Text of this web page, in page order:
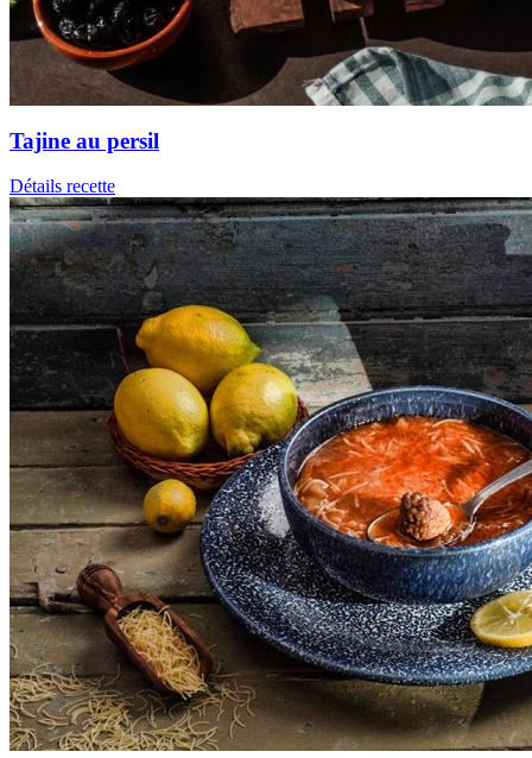
Tajine au persil
Détails recette